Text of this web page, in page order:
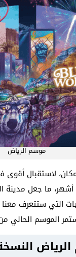
موسم الرياض
أشهر، ما جعل
التي ستتعرف
حتى الربع الأول من عام